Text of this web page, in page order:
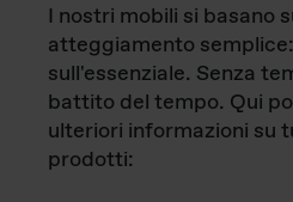
I nostri mobili si basano
atteggiamento
sull'essenziale. Senza
battito del tempo. Qui
ulteriori informazioni su
prodotti: